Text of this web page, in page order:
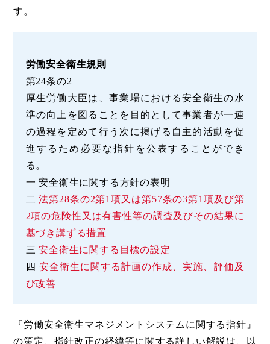
す。
労働安全衛生規則
第24条の2
厚生労働大臣は、 事業場における安全衛生の水
準の向上を図ることを目的として事業者が一連
の過程を定めて行う次に掲げる自主的活動 を促
進するため必要な指針を公表することができ
る。
一 安全衛生に関する方針の表明
二法第28条の2第1項又は第57条の3第1項及び第
2項の危険性又は有害性等の調査及びその結果に
基づき講ずる措置
三安全衛生に関する目標の設定
四 安全衛生に関する計画の作成、実施、評価及
び改善
『労働安全衛生マネジメントシステムに関する指針』
の策定、指針改正の経緯等に関する詳しい解説は、以